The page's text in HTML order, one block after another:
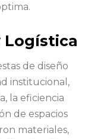
Logística
de diseño
institucional,
la eficiencia
de espacios
materiales,